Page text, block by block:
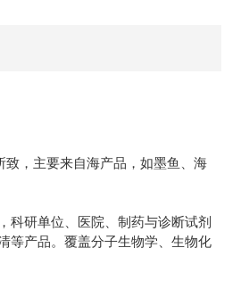
，主要来自海产品，如墨鱼、海
科研单位、医院、制药与诊断试剂
等产品。覆盖分子生物学、生物化